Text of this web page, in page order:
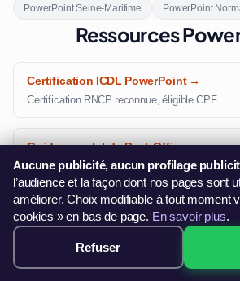
PowerPoint Seine-Maritime PowerPoint
Ressources
Certification ICDL PowerPoint →
Certification RNCP reconnue, éligible CPF
Guide complet du Pack Office →
Maîtrisez Word, Excel et PowerPoint dans un
Tout savoir sur la Formation
249€ · Voir les
Aucune publicité, aucun profilage
l’audience et la façon dont nos pages sont
améliorer. Choix modifiable à tout moment
cookies » en bas de page. En savoir plus.
Refuser